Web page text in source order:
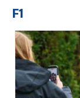
F1